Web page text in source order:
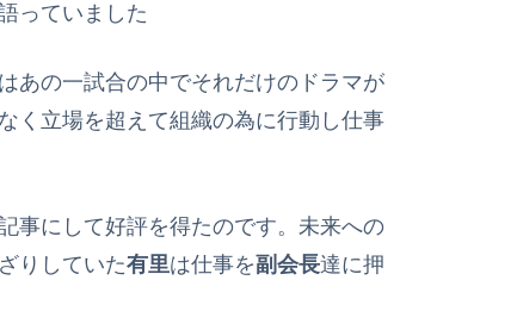
っていました
あの一試合の中でそれだけのドラマが
く立場を超えて組織の為に行動し仕事
事にして好評を得たのです。未来への
りしていた有里は仕事を副会長達に押